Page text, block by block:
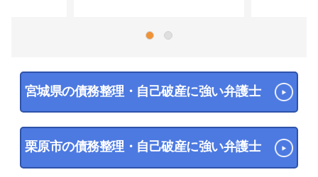
宮城県の債務整理・自己破産に強い弁護士
栗原市の債務整理・自己破産に強い弁護士